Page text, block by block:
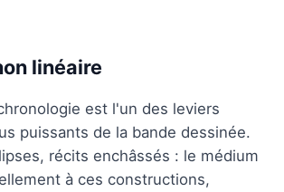
linéaire
est l'un des leviers
puissants de la bande dessinée.
récits enchâssés : le médium
à ces constructions,